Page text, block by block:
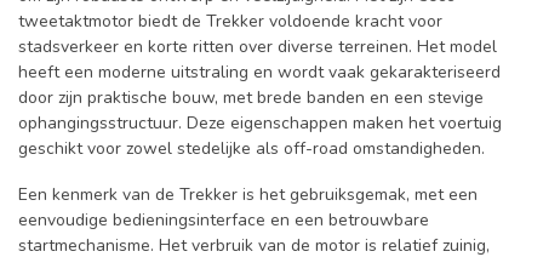
tweetaktmotor biedt de Trekker voldoende kracht voor
stadsverkeer en korte ritten over diverse terreinen. Het model
heeft een moderne uitstraling en wordt vaak gekarakteriseerd
door zijn praktische bouw, met brede banden en een stevige
ophangingsstructuur. Deze eigenschappen maken het voertuig
geschikt voor zowel stedelijke als off-road omstandigheden.
Een kenmerk van de Trekker is het gebruiksgemak, met een
eenvoudige bedieningsinterface en een betrouwbare
startmechanisme. Het verbruik van de motor is relatief zuinig,